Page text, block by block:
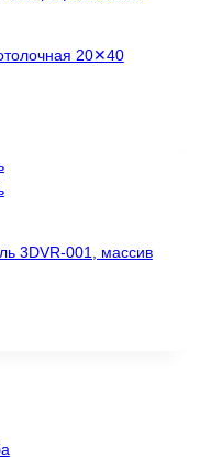
20✕40
3DVR-001, массив